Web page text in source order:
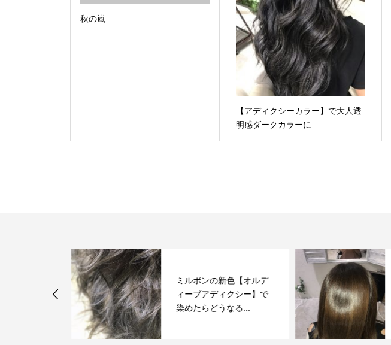
秋の嵐
【アディクシーカラー】で大人透
明感ダークカラーに
ミルボンの新色【オルデ
ィーブアディクシー】で
染めたらどうなる...